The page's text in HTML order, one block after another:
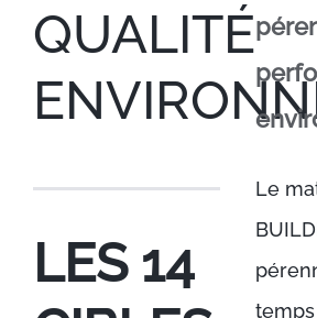
QUALITÉ
LES 14
Le